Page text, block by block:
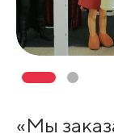
«Мы